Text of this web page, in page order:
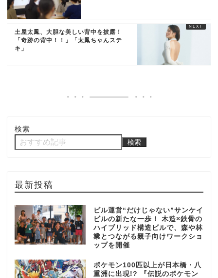
土屋太鳳、大胆な美しい背中を披露！
「奇跡の背中！！」「太鳳ちゃんステ
キ」
検索
検索
最新投稿
ビル運営“だけじゃない”サンケイ
ビルの新たな一歩！ 木造×鉄骨の
ハイブリッド構造ビルで、森や林
業とつながる親子向けワークショ
ップを開催
ポケモン100匹以上が日本橋・八
重洲に出現!? 『伝説のポケモン